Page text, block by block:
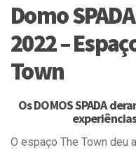
Domo
2022 –
Town
Os DOMOS SPADA
O espaço The Town deu